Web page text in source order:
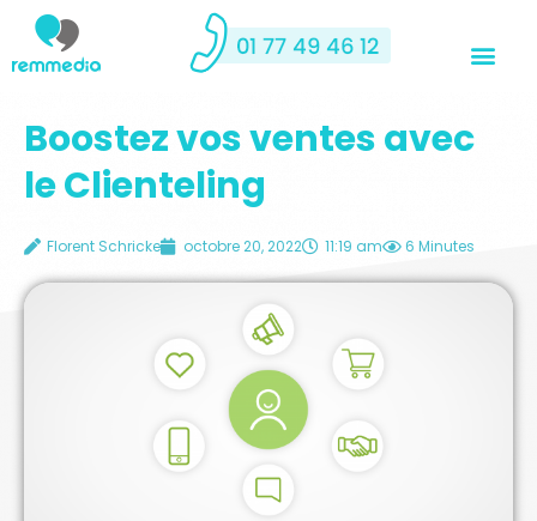
Boostez vos ventes avec
le Clienteling
Florent Schricke octobre 20, 2022 11:19 am 6 Minutes